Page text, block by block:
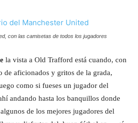
con las camisetas de todos los jugadores
la vista a Old Trafford está cuando, con
de aficionados y gritos de la grada,
como si fueses un jugador del
andando hasta los banquillos donde
de los mejores jugadores del